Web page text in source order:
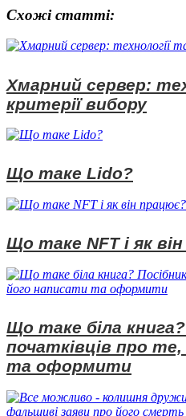
Схожі статтi:
Хмарний сервер:
критерії вибору
Що таке Lido?
Що таке NFT і як
Що таке біла
початківців про
та оформити